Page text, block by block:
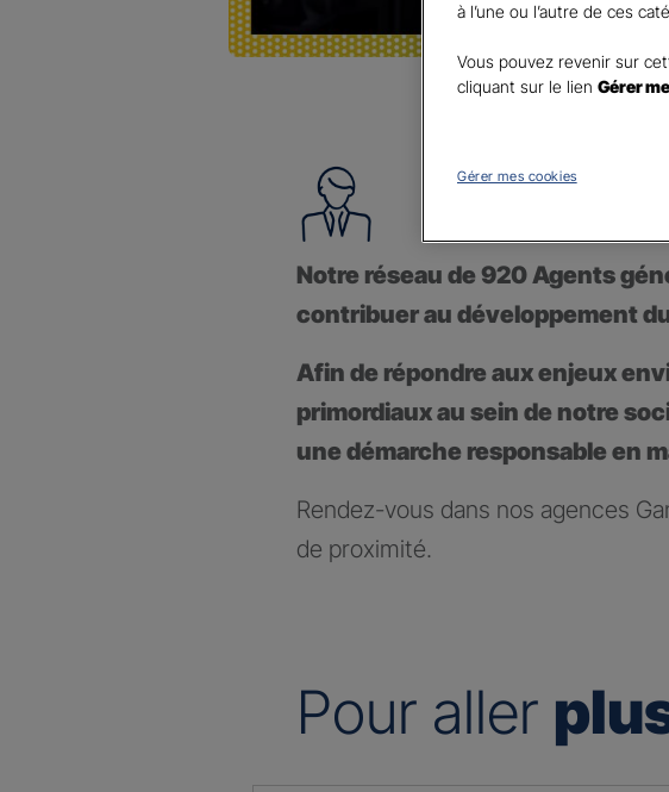
Notre réseau de 920 Agents
contribuer au développement
Afin de répondre aux enjeux
primordiaux au sein de notre
une démarche responsable en
Rendez-vous dans nos agences
de proximité.
Pour aller
à l’une ou l’autre de ces
Vous pouvez revenir sur
cliquant sur le lien Gérer
Gérer mes cookies